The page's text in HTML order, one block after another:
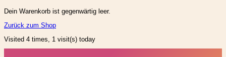
Dein Warenkorb ist gegenwärtig leer.
Zurück zum Shop
Visited 4 times, 1 visit(s) today